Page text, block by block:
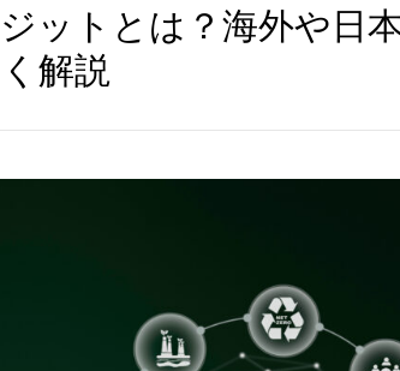
ットとは？海外や日
解説